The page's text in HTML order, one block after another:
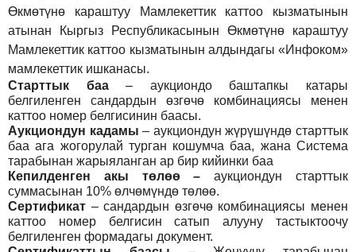
Өкмөтүнө караштуу Мамлекеттик каттоо кызматынын
атынан Кыргыз Республикасынын Өкмөтүнө караштуу
Мамлекеттик каттоо кызматынын алдындагы «Инфоком»
мамлекеттик ишканасы.
Старттык баа– аукциондо баштапкы катары
белгиленген сандардын өзгөчө комбинациясы менен
каттоо номер белгисинин баасы.
Аукциондун кадамы – аукциондун жүрүшүндө старттык
баа ага жогорулай турган кошумча баа, жана Система
тарабынан жарыяланган ар бир кийинки баа
Кепилденген акы төлөө
–аукциондун старттык
суммасынан 10% өлчөмүндө төлөө.
Сертификат – сандардын өзгөчө комбинациясы менен
каттоо номер белгисин сатып алууну тастыктоочу
белгиленген формадагы документ.